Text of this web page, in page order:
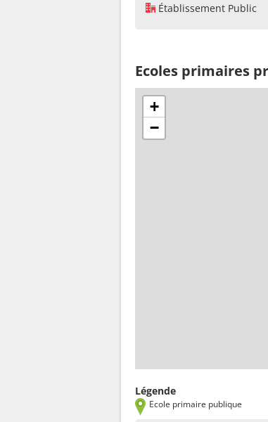
Établissement Public
Ecoles primaires
+
−
Légende
Ecole primaire publique